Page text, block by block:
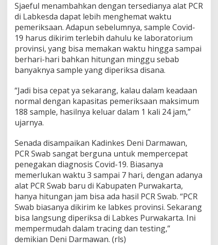
Sjaeful menambahkan dengan tersedianya alat PCR
di Labkesda dapat lebih menghemat waktu
pemeriksaan. Adapun sebelumnya, sample Covid-
19 harus dikirim terlebih dahulu ke laboratorium
provinsi, yang bisa memakan waktu hingga sampai
berhari-hari bahkan hitungan minggu sebab
banyaknya sample yang diperiksa disana.
“Jadi bisa cepat ya sekarang, kalau dalam keadaan
normal dengan kapasitas pemeriksaan maksimum
188 sample, hasilnya keluar dalam 1 kali 24 jam,”
ujarnya.
Senada disampaikan Kadinkes Deni Darmawan,
PCR Swab sangat berguna untuk mempercepat
penegakan diagnosis Covid-19. Biasanya
memerlukan waktu 3 sampai 7 hari, dengan adanya
alat PCR Swab baru di Kabupaten Purwakarta,
hanya hitungan jam bisa ada hasil PCR Swab. “PCR
Swab biasanya dikirim ke labkes provinsi. Sekarang
bisa langsung diperiksa di Labkes Purwakarta. Ini
mempermudah dalam tracing dan testing,”
demikian Deni Darmawan. (rls)